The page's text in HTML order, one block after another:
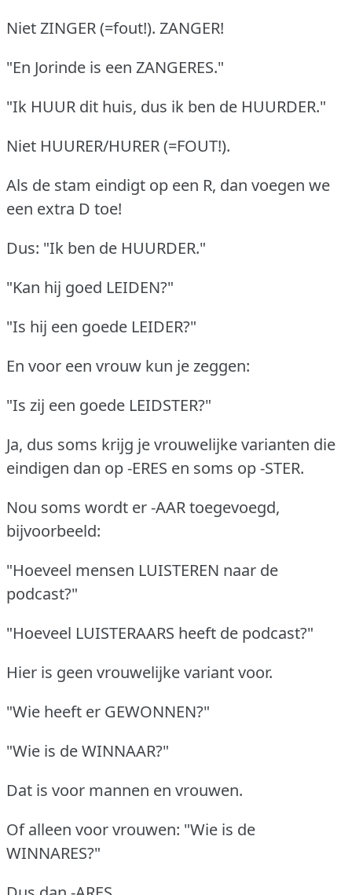
Niet ZINGER (=fout!). ZANGER!
"En Jorinde is een ZANGERES."
"Ik HUUR dit huis, dus ik ben de HUURDER."
Niet HUURER/HURER (=FOUT!).
Als de stam eindigt op een R, dan voegen we
een extra D toe!
Dus: "Ik ben de HUURDER."
"Kan hij goed LEIDEN?"
"Is hij een goede LEIDER?"
En voor een vrouw kun je zeggen:
"Is zij een goede LEIDSTER?"
Ja, dus soms krijg je vrouwelijke varianten die
eindigen dan op -ERES en soms op -STER.
Nou soms wordt er -AAR toegevoegd,
bijvoorbeeld:
"Hoeveel mensen LUISTEREN naar de
podcast?"
"Hoeveel LUISTERAARS heeft de podcast?"
Hier is geen vrouwelijke variant voor.
"Wie heeft er GEWONNEN?"
"Wie is de WINNAAR?"
Dat is voor mannen en vrouwen.
Of alleen voor vrouwen: "Wie is de
WINNARES?"